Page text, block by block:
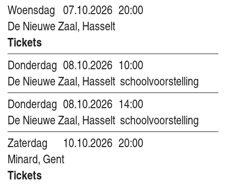
Woensdag 07.10.2026 20:00
De Nieuwe Zaal, Hasselt
Tickets
Donderdag 08.10.2026 10:00
De Nieuwe Zaal, Hasselt schoolvoorstelling
Donderdag 08.10.2026 14:00
De Nieuwe Zaal, Hasselt schoolvoorstelling
Zaterdag
10.10.2026 20:00
Minard, Gent
Tickets